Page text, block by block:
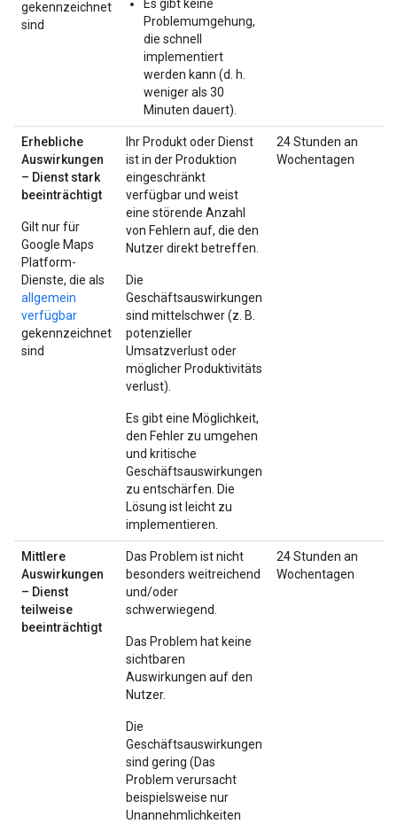
gekennzeichnet
sind
Es gibt keine
Problemumgehung,
die schnell
implementiert
werden kann (d. h.
weniger als 30
Minuten dauert).
Erhebliche
Auswirkungen
– Dienst stark
beeinträchtigt
Gilt nur für
Google Maps
Platform-
Dienste, die als
allgemein
verfügbar
gekennzeichnet
sind
Ihr Produkt oder Dienst
ist in der Produktion
eingeschränkt
verfügbar und weist
eine störende Anzahl
von Fehlern auf, die den
Nutzer direkt betreffen.
Die
Geschäftsauswirkungen
sind mittelschwer (z. B.
potenzieller
Umsatzverlust oder
möglicher Produktivitäts
verlust).
Es gibt eine Möglichkeit,
den Fehler zu umgehen
und kritische
Geschäftsauswirkungen
zu entschärfen. Die
Lösung ist leicht zu
implementieren.
24 Stunden an
Wochentagen
Mittlere
Auswirkungen
– Dienst
teilweise
beeinträchtigt
Das Problem ist nicht
besonders weitreichend
und/oder
schwerwiegend.
Das Problem hat keine
sichtbaren
Auswirkungen auf den
Nutzer.
Die
Geschäftsauswirkungen
sind gering (Das
Problem verursacht
beispielsweise nur
Unannehmlichkeiten
24 Stunden an
Wochentagen